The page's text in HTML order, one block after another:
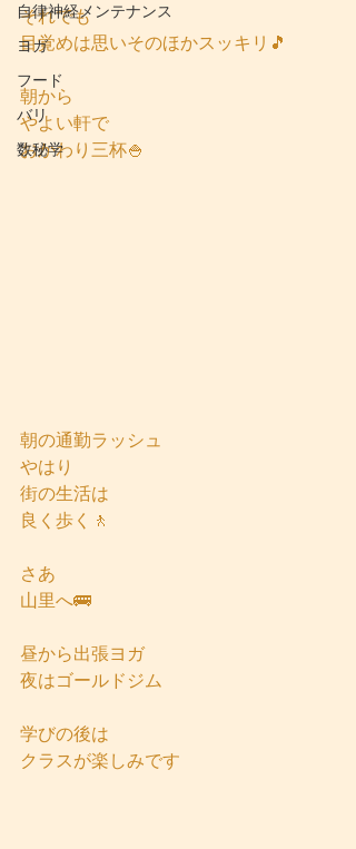
自律神経メンテナンス
ヨガ
フード
バリ
数秘学
それでも
目覚めは思いそのほかスッキリ🎵
朝から
やよい軒で
おかわり三杯🍚
朝の通勤ラッシュ
やはり
街の生活は
良く歩く🚶
さあ
山里へ🚌
昼から出張ヨガ
夜はゴールドジム
学びの後は
クラスが楽しみです